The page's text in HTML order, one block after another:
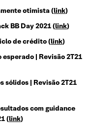
otimista(link)
BB Day 2021(link)
de crédito(link)
esperado | Revisão 2T21
sólidos | Revisão 2T21
com guidance
(link)